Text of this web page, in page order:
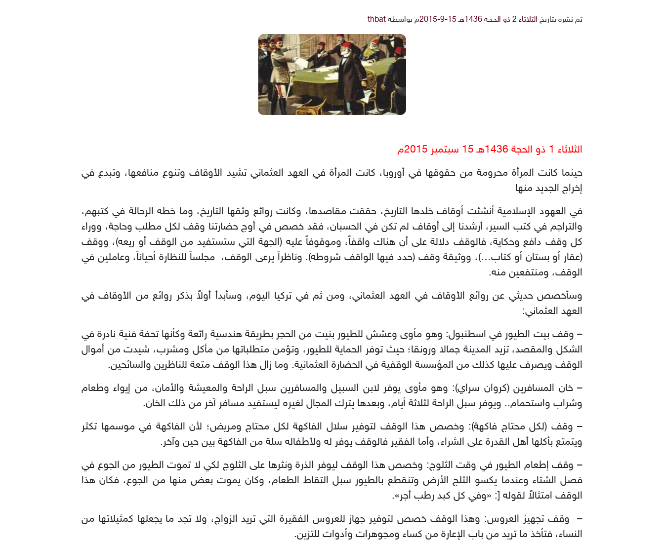
تم نشره بتاريخ الثلاثاء 2 ذو الحجة 1436هـ 15-9-2015م بواسطة thbat
الثلاثاء 1 ذو الحجة 1436هـ 15 سبتمبر 2015م
حينما كانت المرأة محرومة من حقوقها في أوروبا، كانت المرأة في العهد العثماني تشيد الأوقاف وتنوع منافعها، وتبدع في
إخراج الجديد منها
في العهود الإسلامية أنشئت أوقاف خلدها التاريخ، حققت مقاصدها، وكانت روائع وثقها التاريخ، وما خطه الرحالة في كتبهم،
والتراجم في كتب السير، أرشدنا إلى أوقاف لم تكن في الحسبان، فقد خصص في أوج حضارتنا وقف لكل مطلب وحاجة، ووراء
كل وقف دافع وحكاية، فالوقف دلالة على أن هناك واقفاً، وموقوفاً عليه (الجهة التي ستستفيد من الوقف أو ريعه)، ووقف
(عقار أو بستان أو كتاب…)، ووثيقة وقف (حدد فيها الواقف شروطه). وناظراً يرعى الوقف، مجلساً للنظارة أحياناً، وعاملين في
الوقف، ومنتفعين منه.
وسأخصص حديثي عن روائع الأوقاف في العهد العثماني، ومن ثم في تركيا اليوم، وسأبدأ أولاً بذكر روائع من الأوقاف في
العهد العثماني:
– وقف بيت الطيور في اسطنبول: وهو مأوى وعشش للطيور بنيت من الحجر بطريقة هندسية رائعة وكأنها تحفة فنية نادرة في
الشكل والمقصد، تزيد المدينة جمالا ورونقا؛ حيث توفر الحماية للطيور، وتؤمن متطلباتها من مأكل ومشرب، شيدت من أموال
الوقف ويصرف عليها كذلك من المؤسسة الوقفية في الحضارة العثمانية. وما زال هذا الوقف متعة للناظرين والسائحين.
– خان المسافرين (كروان سراي): وهو مأوى يوفر لابن السبيل والمسافرين سبل الراحة والمعيشة والأمان، من إيواء وطعام
وشراب واستحمام.. ويوفر سبل الراحة لثلاثة أيام، وبعدها يترك المجال لغيره ليستفيد مسافر آخر من ذلك الخان.
– وقف (لكل محتاج فاكهة): وخصص هذا الوقف لتوفير سلال الفاكهة لكل محتاج ومريض؛ لأن الفاكهة في موسمها تكثر
ويتمتع بأكلها أهل القدرة على الشراء، وأما الفقير فالوقف يوفر له ولأطفاله سلة من الفاكهة بين حين وآخر.
– وقف إطعام الطيور في وقت الثلوج: وخصص هذا الوقف ليوفر الذرة ونثرها على الثلوج لكي لا تموت الطيور من الجوع في
فصل الشتاء وعندما يكسو الثلج الأرض وتنقطع بالطيور سبل التقاط الطعام، وكان يموت بعض منها من الجوع، فكان هذا
الوقف امتثالاً لقوله [: «وفي كل كبد رطب أجر».
– وقف تجهيز العروس: وهذا الوقف خصص لتوفير جهاز للعروس الفقيرة التي تريد الزواج، ولا تجد ما يجعلها كمثيلاتها من
النساء، فتأخذ ما تريد من باب الإعارة من كساء ومجوهرات وأدوات للتزين.